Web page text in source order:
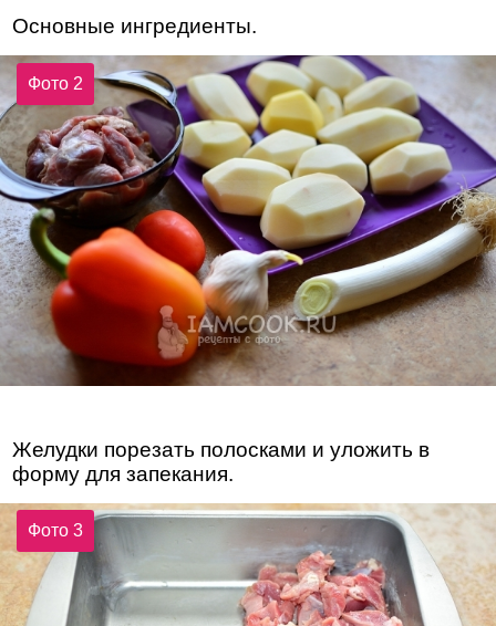
Основные ингредиенты.
Фото 2
Желудки порезать полосками и уложить в
форму для запекания.
Фото 3